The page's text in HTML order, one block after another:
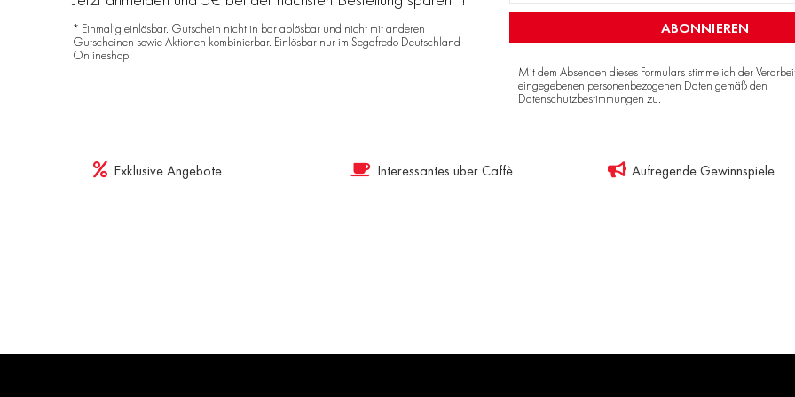
* Einmalig einlösbar. Gutschein nicht in bar ablösbar und nicht mit anderen
Gutscheinen sowie Aktionen kombinierbar. Einlösbar nur im Segafredo Deutschland
Onlineshop.
ABONNIEREN
Mit dem Absenden dieses Formulars stimme ich der
eingegebenen personenbezogenen Daten gemäß den
Datenschutzbestimmungen zu.
Exklusive Angebote Interessantes über Caffè Aufregende Gewinnspiele